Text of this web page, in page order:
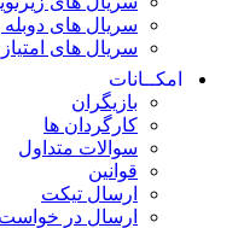
سریال های دوبله پارسی
سریال های امتیاز بالا
کارگردان ها
سوالات متداول
ارسال تیکت
ارسال در خواست